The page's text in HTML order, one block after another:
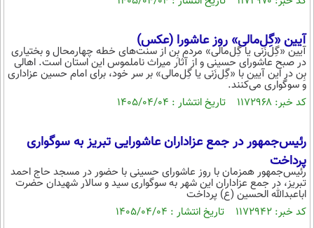
آیین «گِل‌مالی» روز عاشورا (عکس)
آیین «گِل‌زَنی یا گِل‌مالی» مردم بِن از سنت‌های خطه چهارمحال و بختیاری
در صبح عاشورای حسینی و از آثار میراث ناملموس این استان است. اهالی
بِن در این آیین با «گِل‌زَنی یا گِل‌مالی» بر سر خود، برای امام حسین عزاداری
و سوگواری می‌کنند.
کد خبر: ۱۱۷۲۹۶۸ تاریخ انتشار : ۱۴۰۵/۰۴/۰۴
رئیس‌جمهور در جمع عزاداران عاشورایی تبریز به سوگواری
پرداخت
رئیس‌جمهور همزمان با روز عاشورای حسینی با حضور در مسجد حاج احمد
تبریز، در جمع عزاداران این شهر به سوگواری سید و سالار شهیدان حضرت
اباعبدالله الحسین (ع) پرداخت
کد خبر: ۱۱۷۲۹۴۲ تاریخ انتشار : ۱۴۰۵/۰۴/۰۴